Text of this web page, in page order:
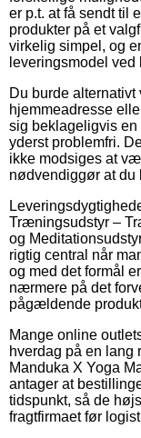
er p.t. at få sendt til
produkter på et
virkelig simpel, og
leveringsmodel
Du burde
hjemmeadresse
sig beklageligvis en
yderst problemfri.
ikke modsiges at
nødvendiggør at
Træningsudstyr –
og
rigtig central når
og med det formål
nærmere på det
pågældende
Mange online
hverdag på en lang
Manduka X Yoga
antager at
tidspunkt, så de
fragtfirmaet før